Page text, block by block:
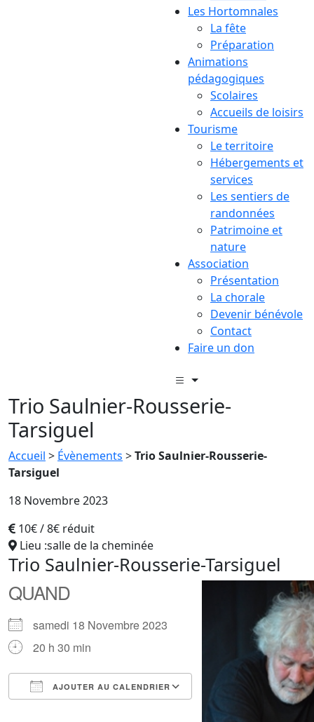
Les Hortomnales
La fête
Préparation
Animations
pédagogiques
Scolaires
Accueils de loisirs
Tourisme
Le territoire
Hébergements et
services
Les sentiers de
randonnées
Patrimoine et
nature
Association
Présentation
La chorale
Devenir bénévole
Contact
Faire un don
Trio Saulnier-Rousserie-
Tarsiguel
Accueil > Évènements >Trio Saulnier-Rousserie-
Tarsiguel
18 Novembre 2023
10€ / 8€ réduit
Lieu :salle de la cheminée
Trio Saulnier-Rousserie-Tarsiguel
QUAND
samedi 18 Novembre 2023
20 h 30 min
AJOUTER AU CALENDRIER
Outlook Live